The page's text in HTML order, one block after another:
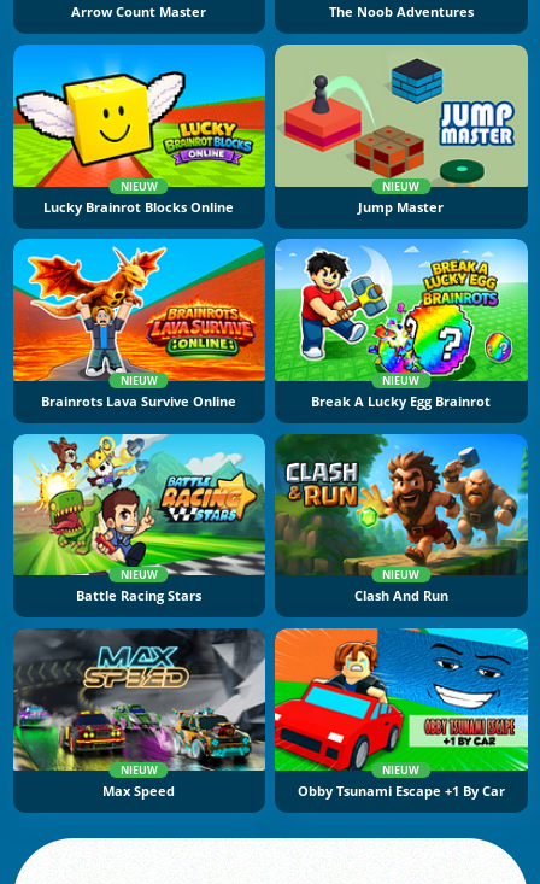
Arrow Count Master The Noob Adventures
NIEUW
Lucky Brainrot Blocks Online
NIEUW
Jump Master
NIEUW
Brainrots Lava Survive Online
NIEUW
Break A Lucky Egg Brainrot
NIEUW
Battle Racing Stars
NIEUW
Clash And Run
NIEUW
Max Speed
NIEUW
Obby Tsunami Escape +1 By Car